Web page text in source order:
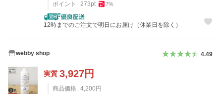
ポイント
273pt 7%
12時までのご注文で明日にお届け（休業日を除く）
webby shop 4.49
実質 3,927円
商品価格 4,200円